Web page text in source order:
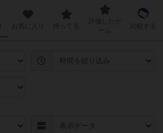
お気に入り